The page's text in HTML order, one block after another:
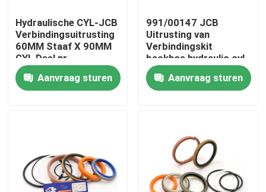
Huis
Ongeveer ons
Hydraulische CYL-JCB
Verbindingsuitrusting
60MM Staaf X 90MM
CYL Deel nr
991/00147 voor
BackhoeAanvraag sturen
991/00147 JCB
Uitrusting van
Verbindingskit
backhoe hydraulic cyl
seal
Aanvraag sturen